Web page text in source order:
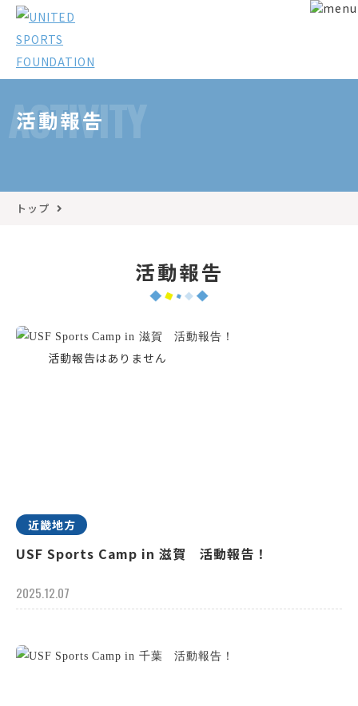
ACTIVITY
活動報告
トップ
活動報告
近畿地方
USF Sports Camp in 滋賀 活動報告！
2025.12.07